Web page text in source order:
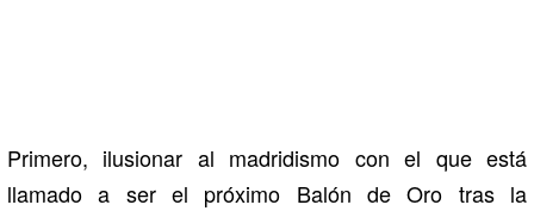
Primero, ilusionar al madridismo con el que está
llamado a ser el próximo Balón de Oro tras la